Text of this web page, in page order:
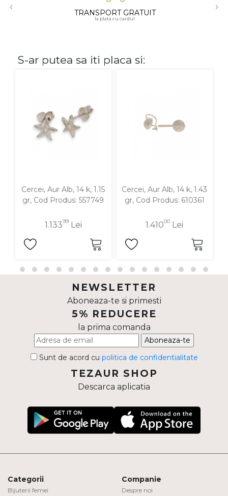
18K
‹ TRANSPORT GRATUIT
la plata cu cardul
›
S-ar putea sa iti placa si:
Cercei, Aur Alb, 14 k, 1.15
gr, Cod Produs: 557749
1.13399Lei
Cercei, Aur Alb, 14 k, 1.43
gr, Cod Produs: 610361
1.41000 Lei
NEWSLETTER
Aboneaza-te si primesti
5% REDUCERE
la prima comanda
Aboneaza-te
Sunt de acord cu politica de confidentialitate
TEZAUR SHOP
Descarca aplicatia
Categorii
Bijuterii femei
Companie
Despre noi